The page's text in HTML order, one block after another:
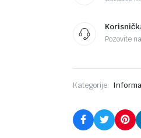
Nvidia
2050-
Kbd/2Y/siva
quantity
Pozovite
Kategorije: